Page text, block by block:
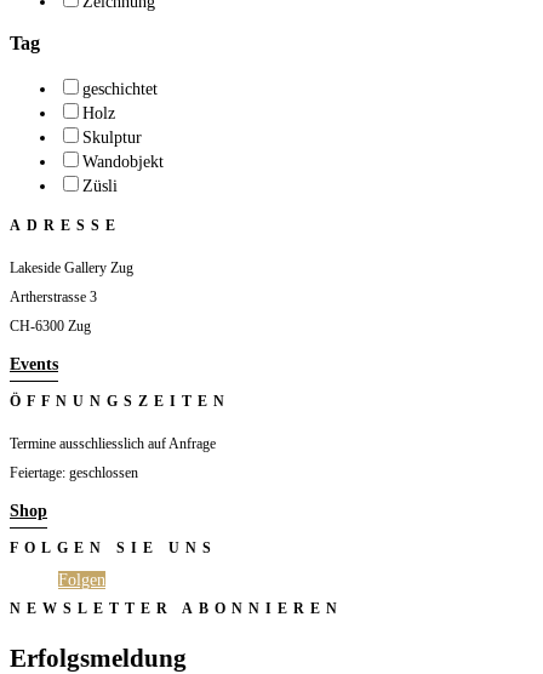
Tag
geschichtet
Holz
Skulptur
Wandobjekt
Züsli
ADRESSE
Lakeside Gallery Zug
Artherstrasse 3
CH-6300 Zug
Events
ÖFFNUNGSZEITEN
Termine ausschliesslich auf Anfrage
Feiertage: geschlossen
Shop
FOLGEN SIE UNS
Folgen
NEWSLETTER ABONNIEREN
Erfolgsmeldung